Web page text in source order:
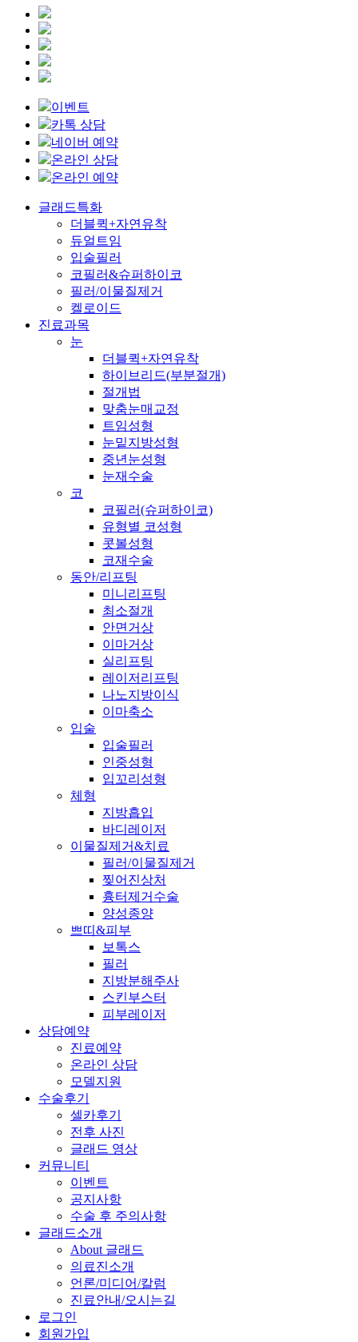
이벤트
카톡 상담
네이버 예약
온라인 상담
온라인 예약
Close
글래드특화
더블퀵+자연유착
듀얼트임
입술필러
코필러&슈퍼하이코
필러/이물질제거
켈로이드
진료과목
눈
더블퀵+자연유착
하이브리드(부분절개)
절개법
맞춤눈매교정
트임성형
눈밑지방성형
중년눈성형
눈재수술
코
코필러(슈퍼하이코)
유형별 코성형
콧볼성형
코재수술
동안/리프팅
미니리프팅
최소절개
안면거상
이마거상
실리프팅
레이저리프팅
나노지방이식
이마축소
입술
입술필러
인중성형
입꼬리성형
체형
지방흡입
바디레이저
이물질제거&치료
필러/이물질제거
찢어진상처
흉터제거수술
양성종양
쁘띠&피부
보톡스
필러
지방분해주사
스킨부스터
피부레이저
상담예약
진료예약
온라인 상담
모델지원
수술후기
셀카후기
전후 사진
글래드 영상
커뮤니티
이벤트
공지사항
수술 후 주의사항
글래드소개
About 글래드
의료진소개
언론/미디어/칼럼
진료안내/오시는길
로그인
회원가입